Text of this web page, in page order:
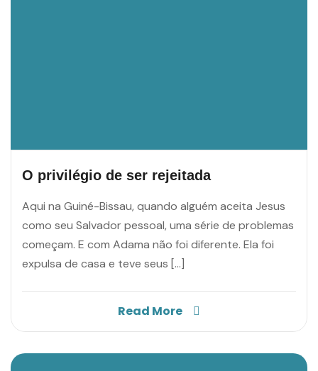
O privilégio de ser rejeitada
Aqui na Guiné-Bissau, quando alguém aceita Jesus
como seu Salvador pessoal, uma série de problemas
começam. E com Adama não foi diferente. Ela foi
expulsa de casa e teve seus […]
Read More